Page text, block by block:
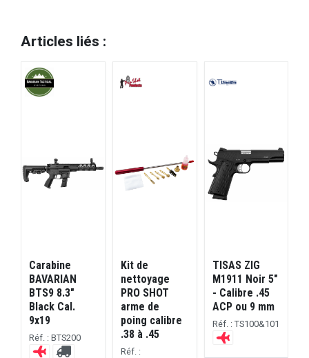
Articles liés :
Carabine
BAVARIAN
BTS9 8.3"
Black Cal.
9x19
Réf. : BTS200
Kit de
nettoyage
PRO SHOT
arme de
poing calibre
.38 à .45
Réf. :
TISAS ZIG
M1911 Noir 5"
- Calibre .45
ACP ou 9 mm
Réf. : TS100&101